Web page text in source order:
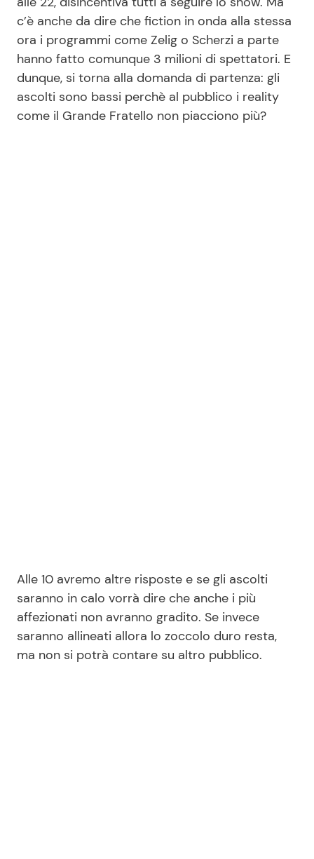
c’è anche da dire che fiction in onda alla stessa
ora i programmi come Zelig o Scherzi a parte
hanno fatto comunque 3 milioni di spettatori. E
dunque, si torna alla domanda di partenza: gli
ascolti sono bassi perchè al pubblico i reality
come il Grande Fratello non piacciono più?
Alle 10 avremo altre risposte e se gli ascolti
saranno in calo vorrà dire che anche i più
affezionati non avranno gradito. Se invece
saranno allineati allora lo zoccolo duro resta,
ma non si potrà contare su altro pubblico.